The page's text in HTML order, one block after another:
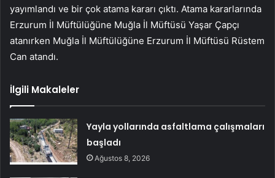
yayımlandı ve bir çok atama kararı çıktı. Atama kararlarında
Erzurum İl Müftülüğüne Muğla İl Müftüsü Yaşar Çapçı
atanırken Muğla İl Müftülüğüne Erzurum İl Müftüsü Rüstem
Can atandı.
İlgili Makaleler
Yayla yollarında asfaltlama çalışmaları
başladı
Ağustos 8, 2026